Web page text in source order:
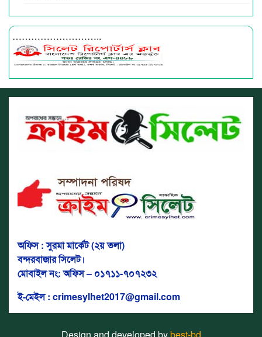
………………………..
অফিস : সুরমা মার্কেট (২য় তলা)
বন্দরবাজার সিলেট।
মোবাইল নং: অফিস – ০১৭১১-৭০৭২৩২
ই-মেইল : crimesylhet2017@gmail.com
Design and developed bybest-bd